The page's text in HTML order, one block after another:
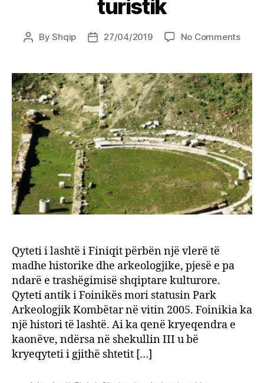
turistik
PostByShqip
Post27/04/2019 No Commentson
i
në
e
Qyteti i lashtë i Finiqit përbën një vlerë të
madhe historike dhe arkeologjike, pjesë e pa
ndarë e trashëgimisë shqiptare kulturore.
Qyteti antik i Foinikës mori statusin Park
Arkeologjik Kombëtar në vitin 2005. Foinikia ka
një histori të lashtë. Ai ka qenë kryeqendra e
kaonëve, ndërsa në shekullin III u bë
kryeqyteti i gjithë shtetit […]